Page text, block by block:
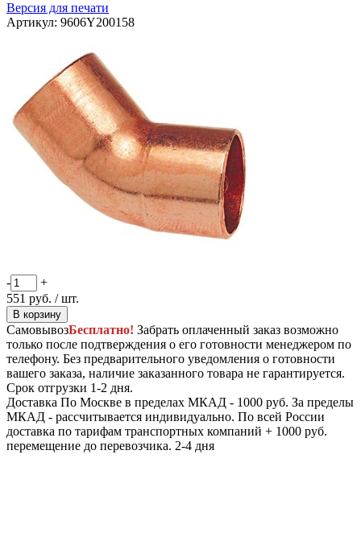
Версия для печати
Артикул: 9606Y200158
-
+
551 руб. / шт.
В корзину
СамовывозБесплатно! Забрать оплаченный заказ возможно
только после подтверждения о его готовности менеджером по
телефону. Без предварительного уведомления о готовности
вашего заказа, наличие заказанного товара не гарантируется.
Срок отгрузки 1-2 дня.
Доставка По Москве в пределах МКАД - 1000 руб. За пределы
МКАД - рассчитывается индивидуально. По всей России
доставка по тарифам транспортных компаний + 1000 руб.
перемещение до перевозчика. 2-4 дня